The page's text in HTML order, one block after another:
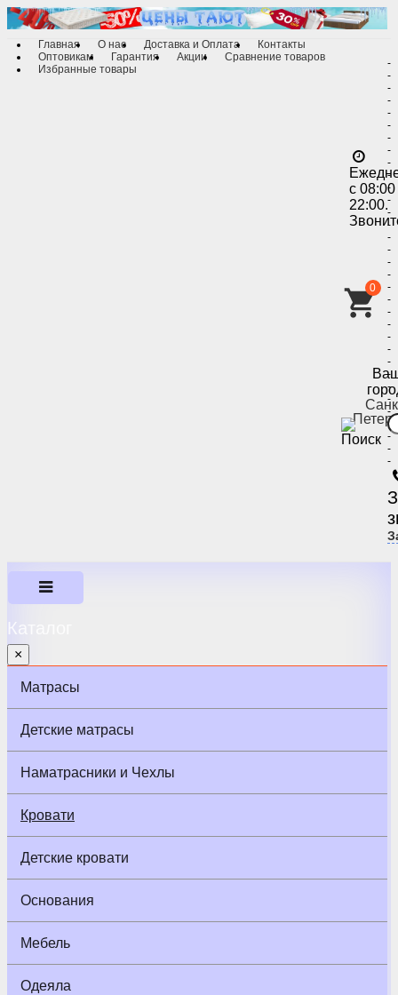
Главная О нас Доставка и Оплата
Контакты
Оптовикам
Гарантия Акции
Сравнение товаров
Избранные товары
с
22:00.
-
-
-
-
-
-
-
-
-
-
-
-
-
-
-
-
-
-
-
-
-
-
-
-
-
-
-
-
-
-
-
-
-
0
Каталог
×
Матрасы
Детские матрасы
Наматрасники и Чехлы
Кровати
Детские кровати
Основания
Мебель
Одеяла